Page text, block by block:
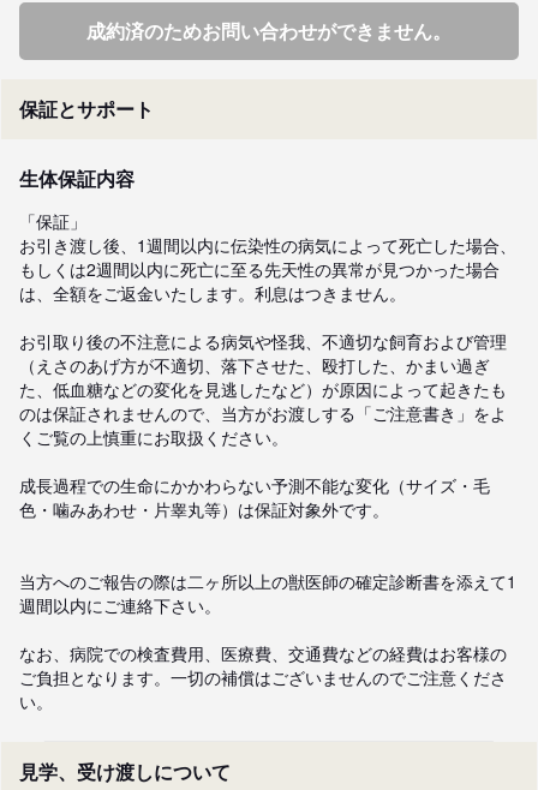
成約済のためお問い合わせができません。
保証とサポート
生体保証内容
「保証」
お引き渡し後、1週間以内に伝染性の病気によって死亡した場合、
もしくは2週間以内に死亡に至る先天性の異常が見つかった場合
は、全額をご返金いたします。利息はつきません。
お引取り後の不注意による病気や怪我、不適切な飼育および管理
（えさのあげ方が不適切、落下させた、殴打した、かまい過ぎ
た、低血糖などの変化を見逃したなど）が原因によって起きたも
のは保証されませんので、当方がお渡しする「ご注意書き」をよ
くご覧の上慎重にお取扱ください。
成長過程での生命にかかわらない予測不能な変化（サイズ・毛
色・噛みあわせ・片睾丸等）は保証対象外です。
当方へのご報告の際は二ヶ所以上の獣医師の確定診断書を添えて1
週間以内にご連絡下さい。
なお、病院での検査費用、医療費、交通費などの経費はお客様の
ご負担となります。一切の補償はございませんのでご注意くださ
い。
見学、受け渡しについて